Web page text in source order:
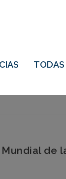
Mundial de